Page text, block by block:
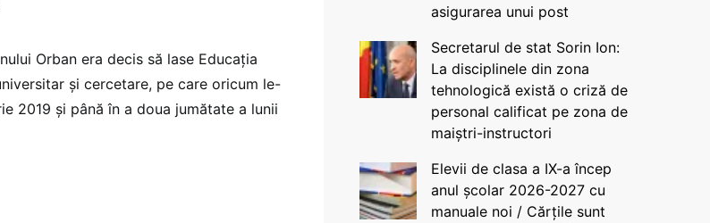
Orban era decis să lase Educația
și cercetare, pe care oricum le-
2019 și până în a doua jumătate a lunii
asigurarea unui post
Secretarul de stat Sorin Ion:
La disciplinele din zona
tehnologică există o criză de
personal calificat pe zona de
maiștri-instructori
Elevii de clasa a IX-a încep
anul școlar 2026-2027 cu
manuale noi / Cărțile sunt